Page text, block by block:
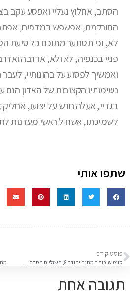
הסתם, אחלוץ נעליי ואפסע עקב
החורקנית, אפשפש במדפים,
לא, וכי תסתער מתוכם כל סיעת
פניי בכנפיה, לא ולא, אדרבה
ואמשיך לפסוע על בהונותיי,
נשימותיו הקצובות של האדון הנם
בגדיי, אעלה חרש על יצועו,
לשמיכתו, אשחיל ראשי מעדנות
שתפו אותי
פוסט קודם
סונט שיכורים מחנה יהודה 8, השוליים הסהרוריים של ההוויה | ליאור מעין
תגובה אחת